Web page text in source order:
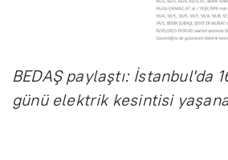
BEDAŞ paylaştı: İstanbul'da
günü elektrik kesintisi